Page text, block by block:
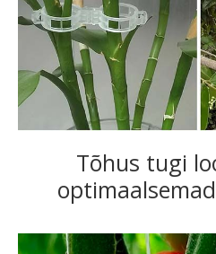
Tõhus tugi